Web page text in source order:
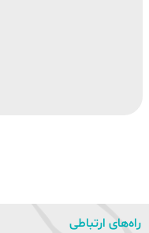
راه‌های ارتباطی